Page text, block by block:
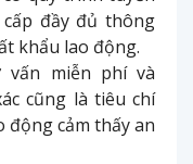
đầy đủ thông
khẩu lao động.
miễn phí và
cũng là tiêu chí
cảm thấy an